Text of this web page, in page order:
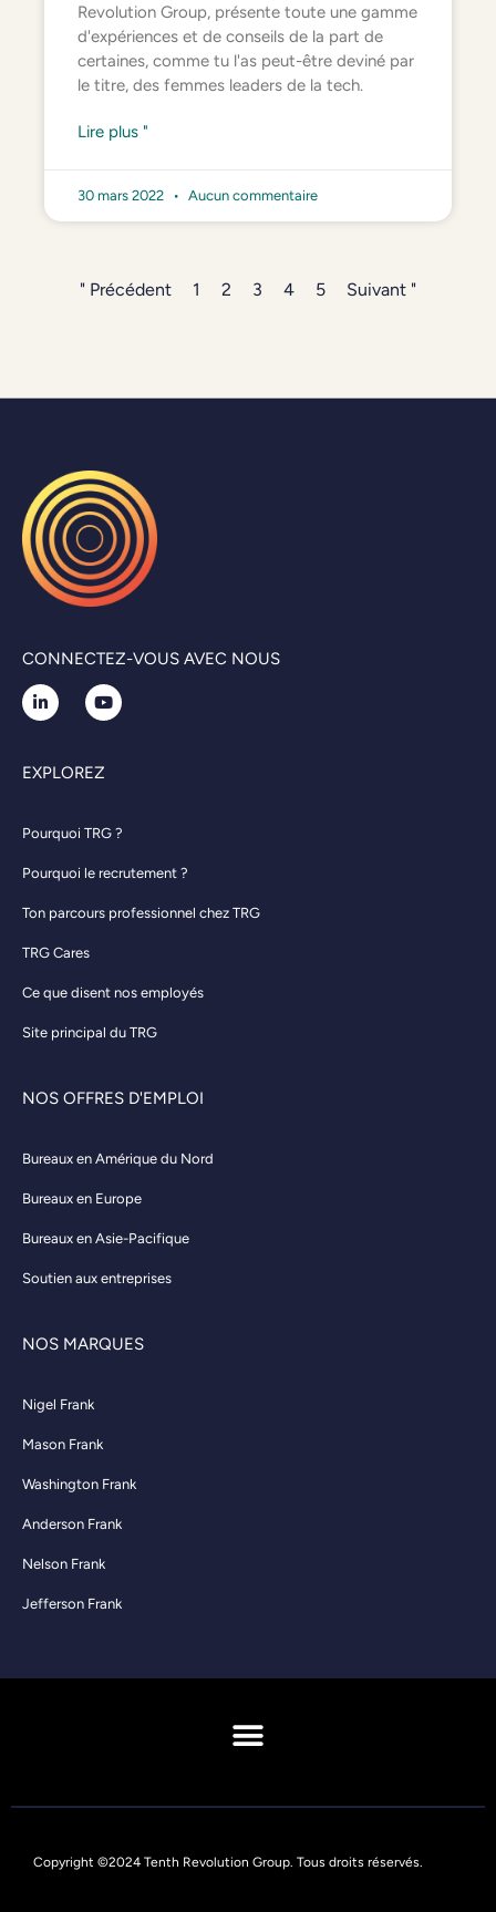
Revolution Group, présente toute une gamme
d'expériences et de conseils de la part de
certaines, comme tu l'as peut-être deviné par
le titre, des femmes leaders de la tech.
Lire plus "
30 mars 2022 Aucun commentaire
" Précédent 1 2 3 4 5 Suivant "
CONNECTEZ-VOUS AVEC NOUS
EXPLOREZ
Pourquoi TRG ?
Pourquoi le recrutement ?
Ton parcours professionnel chez TRG
TRG Cares
Ce que disent nos employés
Site principal du TRG
NOS OFFRES D'EMPLOI
Bureaux en Amérique du Nord
Bureaux en Europe
Bureaux en Asie-Pacifique
Soutien aux entreprises
NOS MARQUES
Nigel Frank
Mason Frank
Washington Frank
Anderson Frank
Nelson Frank
Jefferson Frank
Copyright ©2024 Tenth Revolution Group. Tous droits réservés.